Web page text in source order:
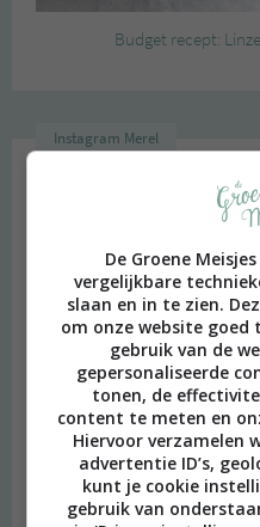
Budget recept:
Instagram Merel
De Groene
vergelijkbare
slaan en in te zien.
om onze website
gebruik van de
gepersonaliseerde
tonen, de
content te meten en
Hiervoor verzamelen
advertentie ID’s,
kunt je cookie
gebruik van